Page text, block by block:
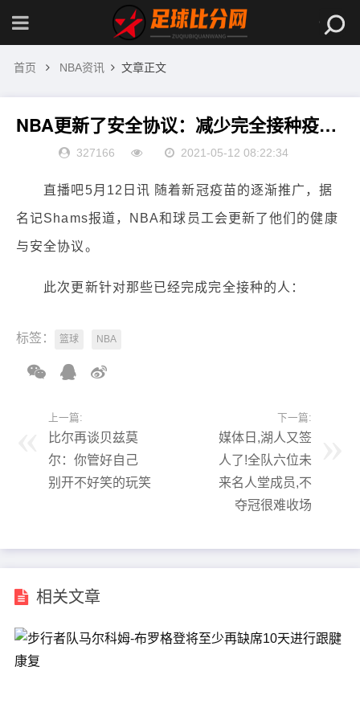
首页 NBA资讯 文章正文
NBA更新了安全协议：减少完全接种疫苗后的限制
327166 2021-05-12 08:22:34
直播吧5月12日讯 随着新冠疫苗的逐渐推广，据
名记Shams报道，NBA和球员工会更新了他们的健康
与安全协议。
此次更新针对那些已经完成完全接种的人：
标签： 篮球 NBA
上一篇:
比尔再谈贝兹莫
尔：你管好自己
别开不好笑的玩笑
下一篇:
媒体日,湖人又签
人了!全队六位未
来名人堂成员,不
夺冠很难收场
相关文章